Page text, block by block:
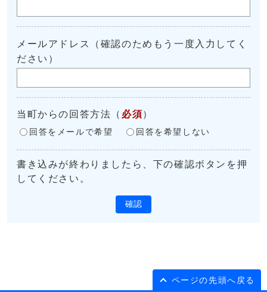
メールアドレス（確認のためもう一度入力してく
ださい）
当町からの回答方法 （ 必須 ）
回答をメールで希望 回答を希望しない
書き込みが終わりましたら、下の確認ボタンを押
してください。
確認
ページの先頭へ戻る